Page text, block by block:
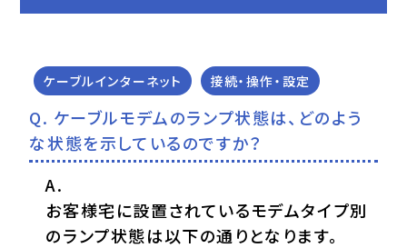
ケーブルインターネット 接続・操作・設定
ケーブルモデムのランプ状態は、どのよう
な状態を示しているのですか？
お客様宅に設置されているモデムタイプ別
のランプ状態は以下の通りとなります。